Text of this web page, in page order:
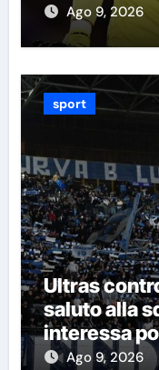
Ago 9, 2026
sport
Ultras
saluto alla
interessa
Ago 9, 2026